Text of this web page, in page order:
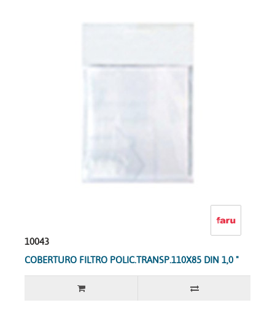
10043
COBERTURO FILTRO POLIC.TRANSP.110X85 DIN 1,0 "